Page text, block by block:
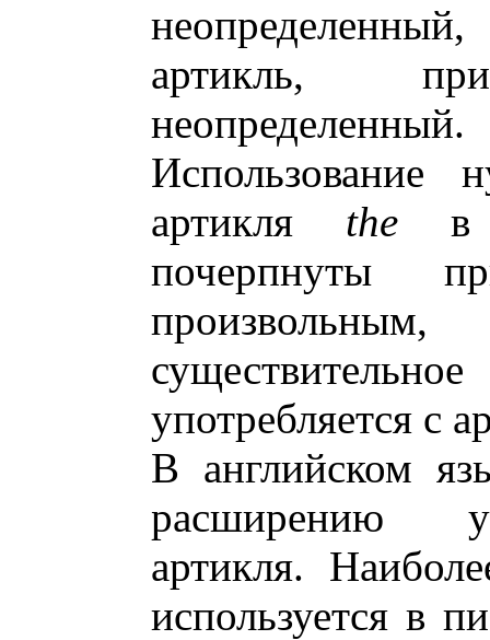
артикль,
неопределенный.
Использование
артикля the в
почерпнуты
употребляется с
В английском
расширению
артикля.
используется в